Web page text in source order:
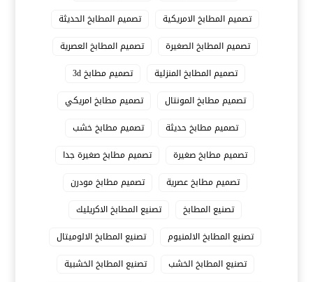
تصميم المطابخ الامريكية
تصميم المطابخ الحديثة
تصميم المطابخ الصغيرة
تصميم المطابخ العصرية
تصميم المطابخ المنزلية
تصميم مطابخ 3d
تصميم مطابخ المونتال
تصميم مطابخ امريكي
تصميم مطابخ حديثة
تصميم مطابخ خشب
تصميم مطابخ صغيرة
تصميم مطابخ صغيرة جدا
تصميم مطابخ عصرية
تصميم مطابخ مودرن
تصنيع المطابخ
تصنيع المطابخ الاكريليك
تصنيع المطابخ الالمنيوم
تصنيع المطابخ الالوميتال
تصنيع المطابخ الخشب
تصنيع المطابخ الخشبية